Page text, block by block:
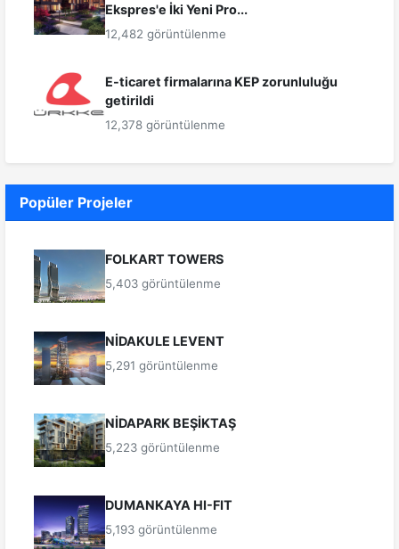
Ekspres'e İki Yeni Pro...
12,482 görüntülenme
E-ticaret firmalarına KEP zorunluluğu
getirildi
12,378 görüntülenme
Popüler Projeler
FOLKART TOWERS
5,403 görüntülenme
NİDAKULE LEVENT
5,291 görüntülenme
NİDAPARK BEŞİKTAŞ
5,223 görüntülenme
DUMANKAYA HI-FIT
5,193 görüntülenme